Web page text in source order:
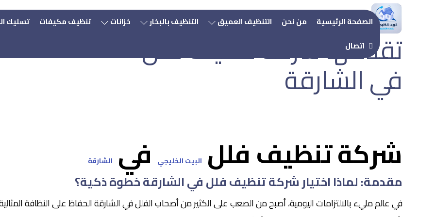
الصفحة الرئيسية من نحن التنظيف العميق التنظيف بالبخار خزانات تنظيف مكيفات تسليك
اتصال
أفضل 7 خدمات مميزة
تقدمها شركة تنظيف فلل
في الشارقة
المقالات
شركة تنظيف فلل البيت الخليجي في الشارقة
مقدمة: لماذا اختيار شركة تنظيف فلل في الشارقة خطوة ذكية؟
في عالم مليء بالالتزامات اليومية، أصبح من الصعب على الكثير من أصحاب الفلل في الشارقة الحفاظ على النظافة المثالية